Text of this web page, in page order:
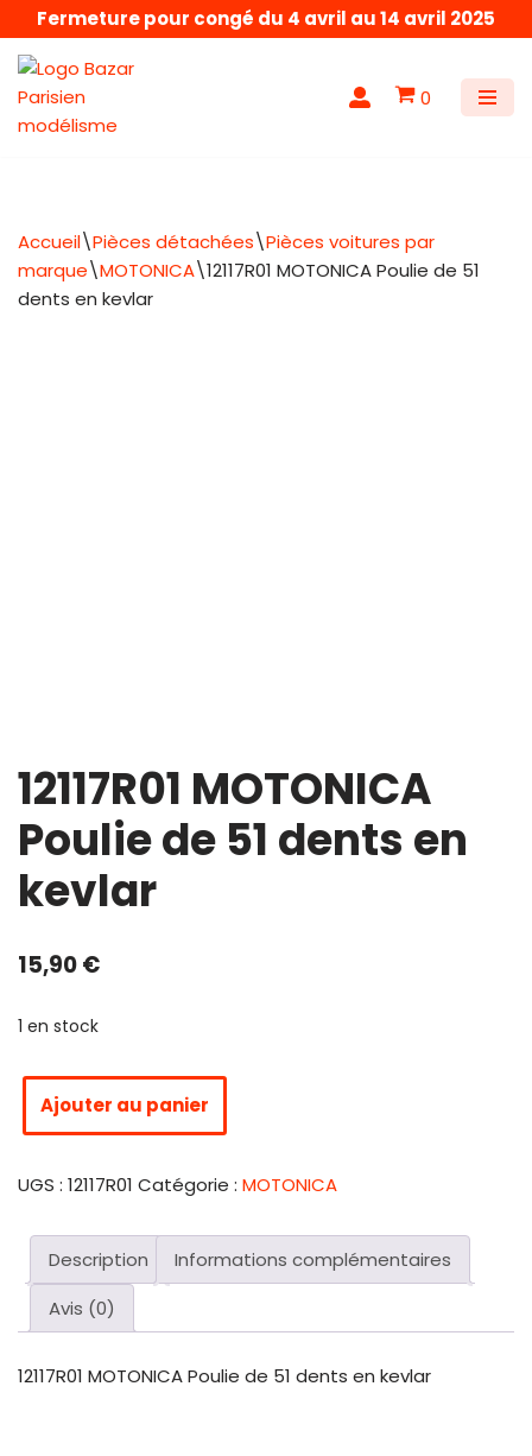
Aller
au
contenu
Fermeture pour congé du 4 avril au 14 avril 2025
0
Accueil\Pièces détachées\Pièces voitures par
marque\MOTONICA\12117R01 MOTONICA Poulie de 51
dents en kevlar
12117R01 MOTONICA
Poulie de 51 dents en
kevlar
15,90€
1 en stock
Ajouter au panier
UGS : 12117R01 Catégorie : MOTONICA
Description
Informations complémentaires
Avis (0)
12117R01 MOTONICA Poulie de 51 dents en kevlar